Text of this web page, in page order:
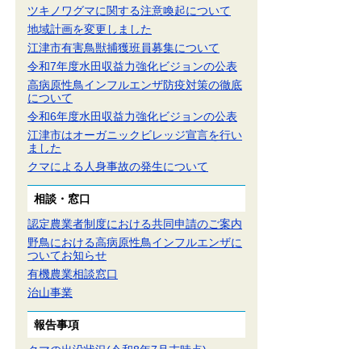
ツキノワグマに関する注意喚起について
地域計画を変更しました
江津市有害鳥獣捕獲班員募集について
令和7年度水田収益力強化ビジョンの公表
高病原性鳥インフルエンザ防疫対策の徹底
について
令和6年度水田収益力強化ビジョンの公表
江津市はオーガニックビレッジ宣言を行い
ました
クマによる人身事故の発生について
相談・窓口
認定農業者制度における共同申請のご案内
野鳥における高病原性鳥インフルエンザに
ついてお知らせ
有機農業相談窓口
治山事業
報告事項